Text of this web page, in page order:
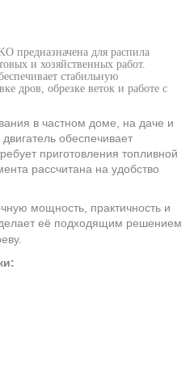
предназначена для распила
и хозяйственных работ.
стабильную
дров, обрезке веток и работе с
в частном доме, на даче и
обеспечивает
приготовления топливной
рассчитана на удобство
мощность, практичность и
её подходящим решением